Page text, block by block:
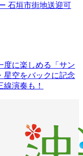
石垣市街地送迎可
度に楽しめる「サン
星空をバックに記念
演奏も！